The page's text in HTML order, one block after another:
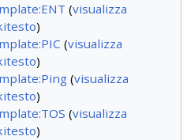
(visualizza
)
(visualizza
)
(visualizza
)
(visualizza
)